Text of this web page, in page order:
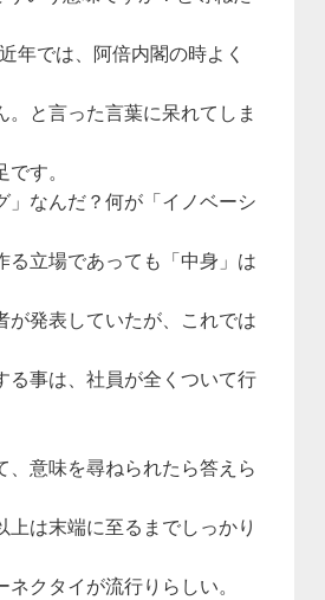
年では、阿倍内閣の時よく
と言った言葉に呆れてしま
す。
」なんだ？何が「イノベーシ
立場であっても「中身」は
発表していたが、これでは
る事は、社員が全くついて行
意味を尋ねられたら答えら
は末端に至るまでしっかり
クタイが流行りらしい。